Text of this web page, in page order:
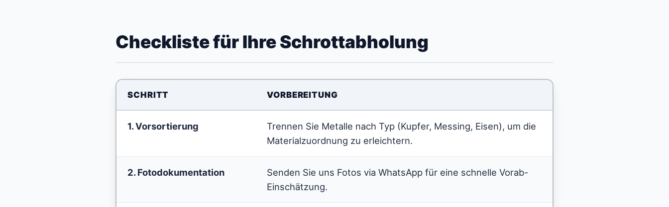
Checkliste für Ihre Schrottabholung
SCHRITT VORBEREITUNG
1. Vorsortierung
Trennen Sie Metalle nach Typ (Kupfer, Messing, Eisen), um die
Materialzuordnung zu erleichtern.
2. Fotodokumentation
Senden Sie uns Fotos via WhatsApp für eine schnelle Vorab-
Einschätzung.